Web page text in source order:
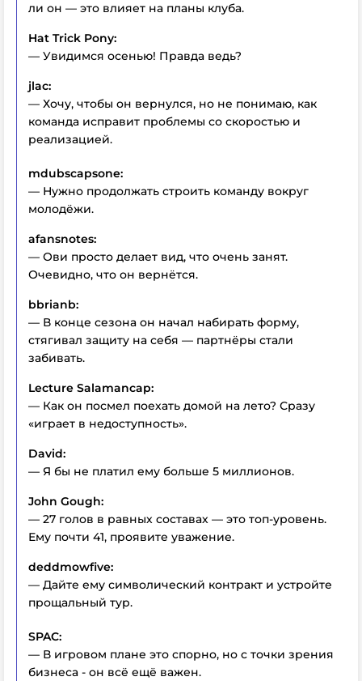
ли он — это влияет на планы клуба.
Hat Trick Pony:
— Увидимся осенью! Правда ведь?
jlac:
— Хочу, чтобы он вернулся, но не понимаю, как
команда исправит проблемы со скоростью и
реализацией.
mdubscapsone:
— Нужно продолжать строить команду вокруг
молодёжи.
afansnotes:
— Ови просто делает вид, что очень занят.
Очевидно, что он вернётся.
bbrianb:
— В конце сезона он начал набирать форму,
стягивал защиту на себя — партнёры стали
забивать.
Lecture Salamancap:
— Как он посмел поехать домой на лето? Сразу
«играет в недоступность».
David:
— Я бы не платил ему больше 5 миллионов.
John Gough:
— 27 голов в равных составах — это топ-уровень.
Ему почти 41, проявите уважение.
deddmowfive:
— Дайте ему символический контракт и устройте
прощальный тур.
SPAC:
— В игровом плане это спорно, но с точки зрения
бизнеса - он всё ещё важен.